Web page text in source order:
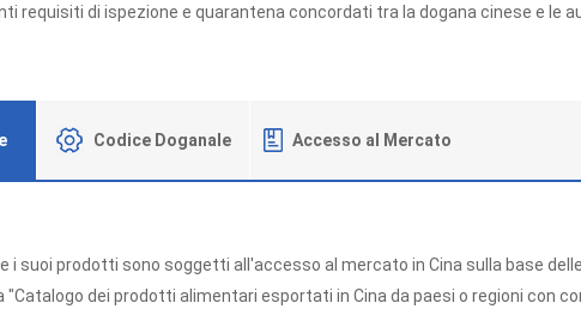
requisiti di ispezione e quarantena concordati tra la dogana cinese e le
Codice Doganale Accesso al Mercato
i suoi prodotti sono soggetti all'accesso al mercato in Cina sulla base
dei prodotti alimentari esportati in Cina da paesi o regioni con